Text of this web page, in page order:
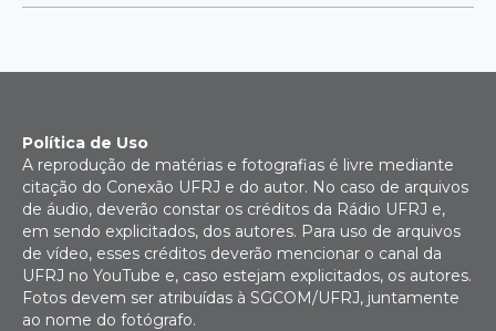
Política de Uso
A reprodução de matérias e fotografias é livre mediante
citação do Conexão UFRJ e do autor. No caso de arquivos
de áudio, deverão constar os créditos da Rádio UFRJ e,
em sendo explicitados, dos autores. Para uso de arquivos
de vídeo, esses créditos deverão mencionar o canal da
UFRJ no YouTube e, caso estejam explicitados, os autores.
Fotos devem ser atribuídas à SGCOM/UFRJ, juntamente
ao nome do fotógrafo.